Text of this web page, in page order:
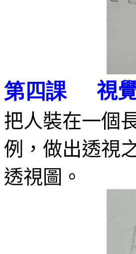
第四課 視
把人裝在一個
例，做出透視
透視圖。